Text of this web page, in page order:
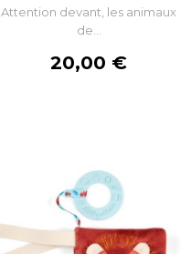
Attention devant, les animaux
de...
Prix
20,00 €